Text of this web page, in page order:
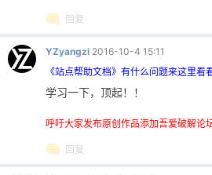
回复
YZyangzi 2016-10-4 15:11
《站点帮助文档》有什么问题来这里看
学习一下，顶起！！
呼吁大家发布原创作品添加吾爱破解论
回复